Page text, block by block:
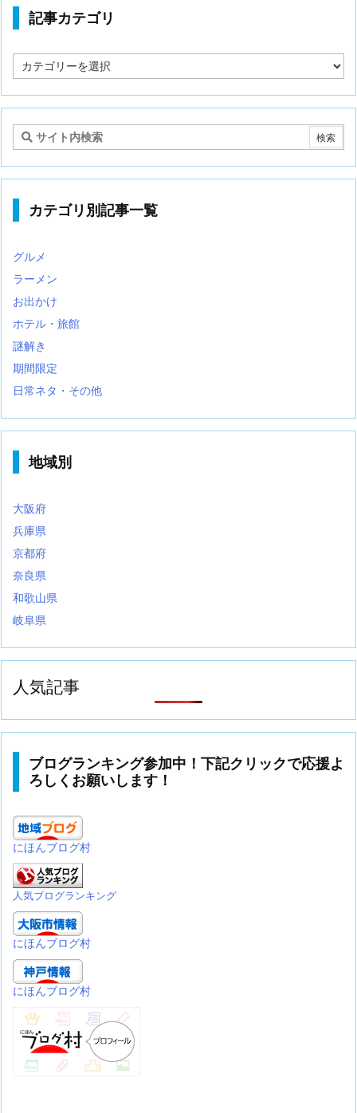
記事カテゴリ
事
テ
リ
カテゴリ別記事一覧
グルメ
ラーメン
お出かけ
ホテル・旅館
謎解き
期間限定
日常ネタ・その他
地域別
大阪府
兵庫県
京都府
奈良県
和歌山県
岐阜県
人気記事
ブログランキング参加中！下記クリックで応援よ
ろしくお願いします！
にほんブログ村
人気ブログランキング
にほんブログ村
にほんブログ村